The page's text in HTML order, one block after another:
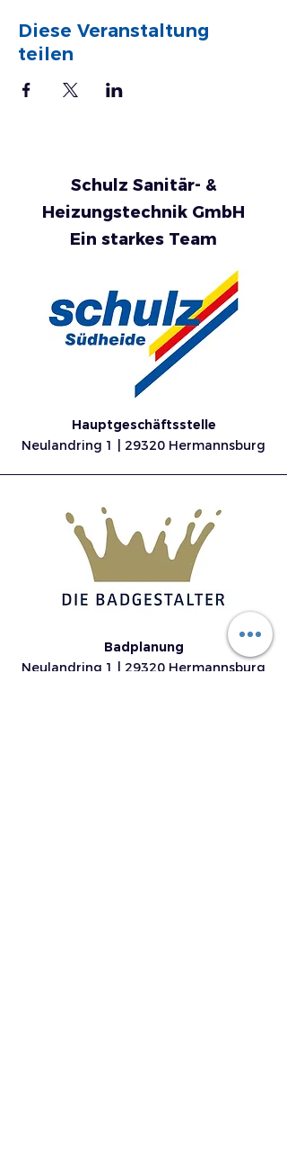
Diese Veranstaltung
teilen
Schulz Sanitär- &
Heizungstechnik GmbH
Ein starkes Team
Hauptgeschäftsstelle
Neulandring 1 | 29320 Hermannsburg
Badplanung
Neulandring 1 | 29320 Hermannsburg